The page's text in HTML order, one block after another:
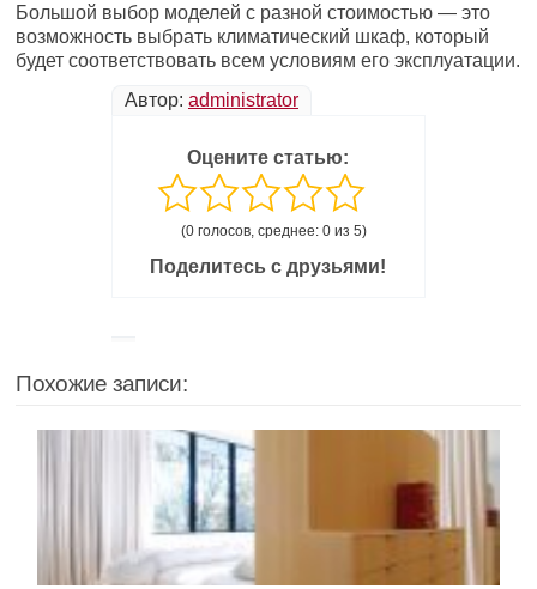
Большой выбор моделей с разной стоимостью — это
возможность выбрать климатический шкаф, который
будет соответствовать всем условиям его эксплуатации.
Автор: administrator
Оцените статью:
(0 голосов, среднее: 0 из 5)
Поделитесь с друзьями!
Похожие записи: